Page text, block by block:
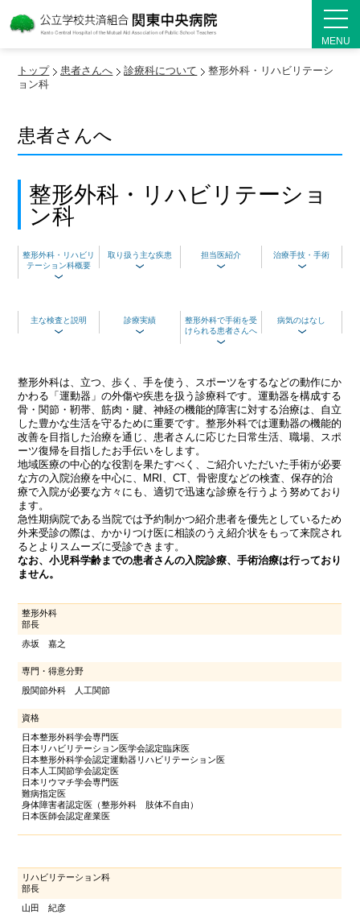
MENU
トップ 患者さんへ 診療科について
整形外科・リハビリテーシ
ョン科
患者さんへ
整形外科・リハビリテーショ
ン科
整形外科・リハビリ
テーション科概要
取り扱う主な疾患 担当医紹介 治療手技・手術
主な検査と説明 診療実績
整形外科で手術を受
けられる患者さんへ
病気のはなし
整形外科は、立つ、歩く、手を使う、スポーツをするなどの動作にか
かわる「運動器」の外傷や疾患を扱う診療科です。運動器を構成する
骨・関節・靭帯、筋肉・腱、神経の機能的障害に対する治療は、自立
した豊かな生活を守るために重要です。整形外科では運動器の機能的
改善を目指した治療を通じ、患者さんに応じた日常生活、職場、スポ
ーツ復帰を目指したお手伝いをします。
地域医療の中心的な役割を果たすべく、ご紹介いただいた手術が必要
な方の入院治療を中心に、MRI、CT、骨密度などの検査、保存的治
療で入院が必要な方々にも、適切で迅速な診療を行うよう努めており
ます。
急性期病院である当院では予約制かつ紹介患者を優先としているため
外来受診の際は、かかりつけ医に相談のうえ紹介状をもって来院され
るとよりスムーズに受診できます。
なお、小児科学齢までの患者さんの入院診療、手術治療は行っており
ません。
整形外科
部長
赤坂 嘉之
専門・得意分野
股関節外科 人工関節
資格
日本整形外科学会専門医
日本リハビリテーション医学会認定臨床医
日本整形外科学会認定運動器リハビリテーション医
日本人工関節学会認定医
日本リウマチ学会専門医
難病指定医
身体障害者認定医（整形外科 肢体不自由）
日本医師会認定産業医
リハビリテーション科
部長
山田 紀彦